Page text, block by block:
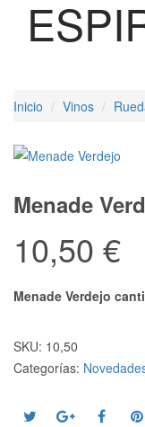
Inicio Vinos
Menade
10,50 €
Menade Verdejo
SKU: 10,50
Categorías: